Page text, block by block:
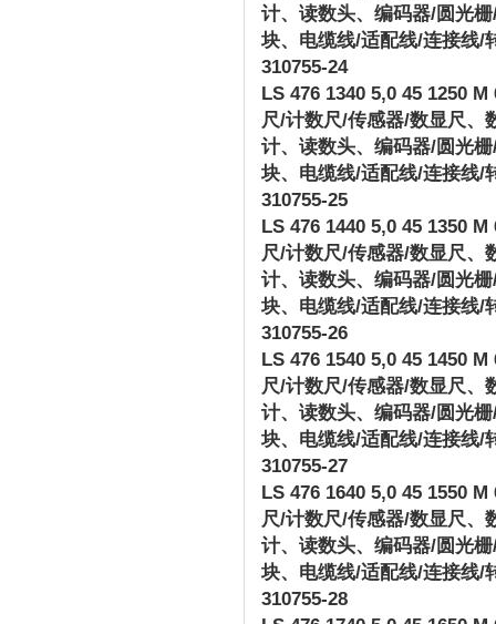
计、读数头、编码器/圆光栅
块、电缆线/适配线/连接线/
310755-24
LS 476 1340 5,0 45 1250
尺/计数尺/传感器/数显尺、
计、读数头、编码器/圆光栅
块、电缆线/适配线/连接线/
310755-25
LS 476 1440 5,0 45 1350
尺/计数尺/传感器/数显尺、
计、读数头、编码器/圆光栅
块、电缆线/适配线/连接线/
310755-26
LS 476 1540 5,0 45 1450
尺/计数尺/传感器/数显尺、
计、读数头、编码器/圆光栅
块、电缆线/适配线/连接线/
310755-27
LS 476 1640 5,0 45 1550
尺/计数尺/传感器/数显尺、
计、读数头、编码器/圆光栅
块、电缆线/适配线/连接线/
310755-28